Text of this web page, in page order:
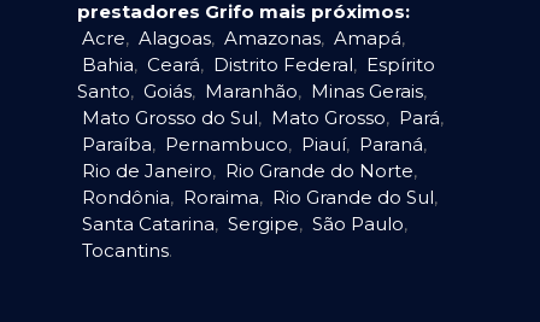
prestadores Grifo mais próximos:
Acre, Alagoas, Amazonas, Amapá,
Bahia, Ceará, Distrito Federal, Espírito
Santo, Goiás, Maranhão, Minas Gerais,
Mato Grosso do Sul, Mato Grosso, Pará,
Paraíba, Pernambuco, Piauí, Paraná,
Rio de Janeiro, Rio Grande do Norte,
Rondônia, Roraima, Rio Grande do Sul,
Santa Catarina, Sergipe, São Paulo,
Tocantins.